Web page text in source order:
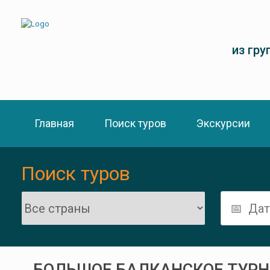
из
Главная Поиск туров Экскурсии
Поиск туров